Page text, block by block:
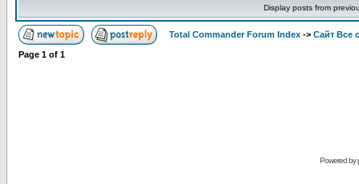
Display posts from
Total Commander Forum Index -> Сайт Все
Page 1 of 1
Powered by